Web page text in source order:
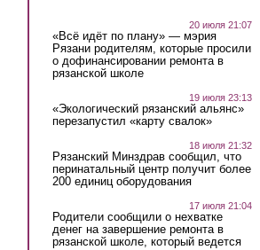
20 июля 21:07
«Всё идёт по плану» — мэрия
Рязани родителям, которые просили
о дофинансировании ремонта в
рязанской школе
19 июля 23:13
«Экологический рязанский альянс»
перезапустил «карту свалок»
18 июля 21:32
Рязанский Минздрав сообщил, что
перинатальный центр получит более
200 единиц оборудования
17 июля 21:04
Родители сообщили о нехватке
денег на завершение ремонта в
рязанской школе, который ведется